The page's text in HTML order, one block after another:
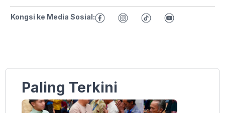
Kongsi ke Media Sosial:
Paling Terkini